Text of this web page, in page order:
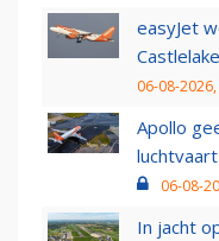
easyJet
06-08-
Apollo
luchtvaart
06-08-
In jacht